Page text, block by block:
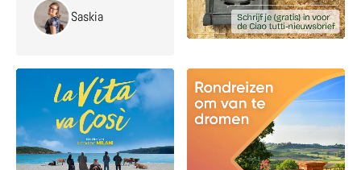
Saskia